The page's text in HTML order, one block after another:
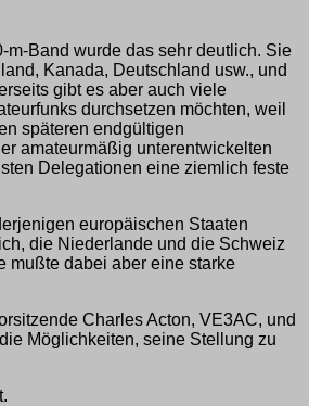
m-Band wurde das sehr deutlich. Sie
Kanada, Deutschland usw., und
gibt es aber auch viele
durchsetzen möchten, weil
späteren endgültigen
amateurmäßig unterentwickelten
Delegationen eine ziemlich feste
europäischen Staaten
die Niederlande und die Schweiz
mußte dabei aber eine starke
Charles Acton, VE3AC, und
Möglichkeiten, seine Stellung zu